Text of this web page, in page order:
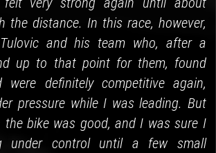
the distance. In this race, however,
and his team who, after a
up to that point for them, found
were definitely competitive again,
pressure while I was leading. But
the bike was good, and I was sure I
under control until a few small